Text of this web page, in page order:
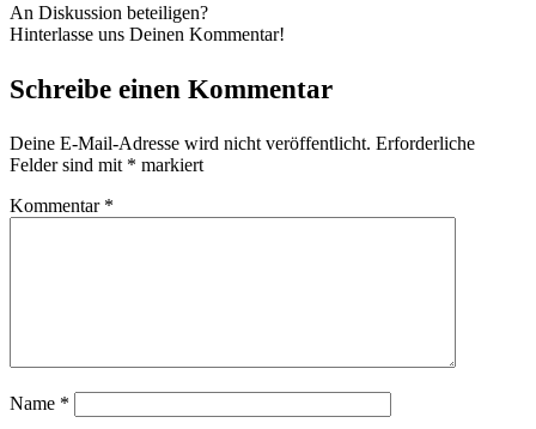
An Diskussion beteiligen?
Hinterlasse uns Deinen Kommentar!
Schreibe einen Kommentar
Deine E-Mail-Adresse wird nicht veröffentlicht. Erforderliche
Felder sind mit * markiert
Kommentar *
Name *